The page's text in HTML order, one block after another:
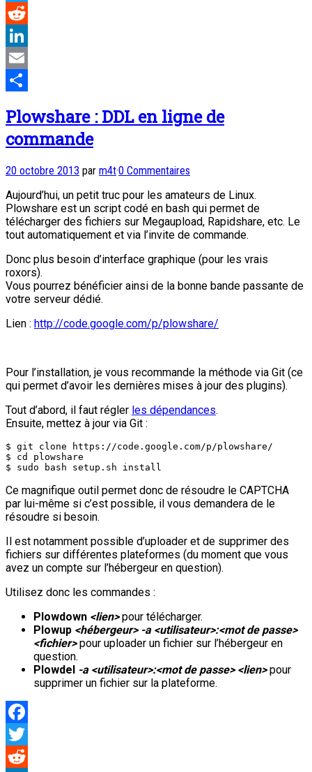
Twitter
Reddit
LinkedIn
Email
Plowshare : DDL en ligne de
commande
20 octobre 2013 par m4t·0 Commentaires
Aujourd’hui, un petit truc pour les amateurs de Linux.
Plowshare est un script codé en bash qui permet de
télécharger des fichiers sur Megaupload, Rapidshare, etc. Le
tout automatiquement et via l’invite de commande.
Donc plus besoin d’interface graphique (pour les vrais
roxors).
Vous pourrez bénéficier ainsi de la bonne bande passante de
votre serveur dédié.
Lien : http://code.google.com/p/plowshare/
Pour l’installation, je vous recommande la méthode via Git (ce
qui permet d’avoir les dernières mises à jour des plugins).
Tout d’abord, il faut régler les dépendances.
Ensuite, mettez à jour via Git :
$ git clone https://code.google.com/p/plowshare/
$ cd plowshare
$ sudo bash setup.sh install
Ce magnifique outil permet donc de résoudre le CAPTCHA
par lui-même si c’est possible, il vous demandera de le
résoudre si besoin.
Il est notamment possible d’uploader et de supprimer des
fichiers sur différentes plateformes (du moment que vous
avez un compte sur l’hébergeur en question).
Utilisez donc les commandes :
Plowdown <lien>pour télécharger.
Plowup <hébergeur> -a <utilisateur>:<mot de passe>
<fichier>pour uploader un fichier sur l’hébergeur en
question.
Plowdel -a <utilisateur>:<mot de passe> <lien>pour
supprimer un fichier sur la plateforme.
Facebook
Twitter